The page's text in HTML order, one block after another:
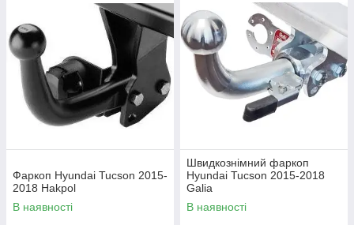
Фаркоп Hyundai Tucson 2015-
2018 Hakpol
В наявності
Швидкознімний фаркоп
Hyundai Tucson 2015-2018
Galia
В наявності